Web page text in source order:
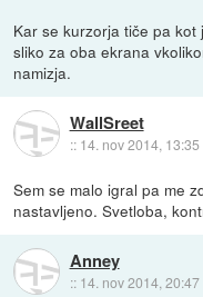
Kar se kurzorja tiče pa
sliko za oba ekrana
namizja.
WallSreet
:: 14. nov 2014, 13:35
Sem se malo igral pa me
nastavljeno. Svetloba,
Anney
:: 14. nov 2014, 20:47